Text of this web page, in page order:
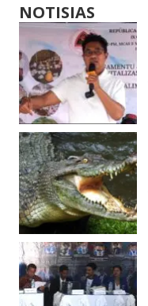
NOTISIAS